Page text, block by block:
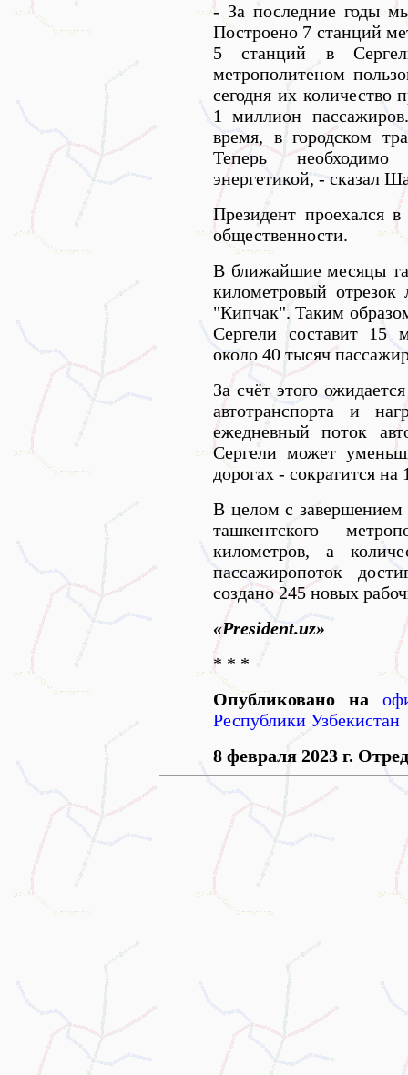
- За последние годы
Построено 7 станций
5 станций в
метрополитеном
сегодня их
1 миллион
время, в городском
Теперь
энергетикой, - сказал
Президент проехался
общественности.
В ближайшие месяцы
километровый
"Кипчак". Таким
Сергели составит 15
около 40 тысяч
За счёт этого
автотранспорта и
ежедневный поток
Сергели может
дорогах - сократится на
В целом с завершением
ташкентского
километров, а
пассажиропоток
создано 245 новых
«Рresident.uz»
* * *
Опубликовано на
Республики Узбекистан
8 февраля 2023 г.